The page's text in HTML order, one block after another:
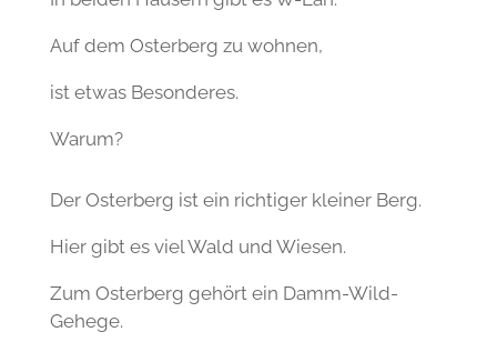
Auf dem Osterberg zu wohnen,
ist etwas Besonderes.
Warum?
Der Osterberg ist ein richtiger kleiner Berg.
Hier gibt es viel Wald und Wiesen.
Zum Osterberg gehört ein Damm-Wild-
Gehege.